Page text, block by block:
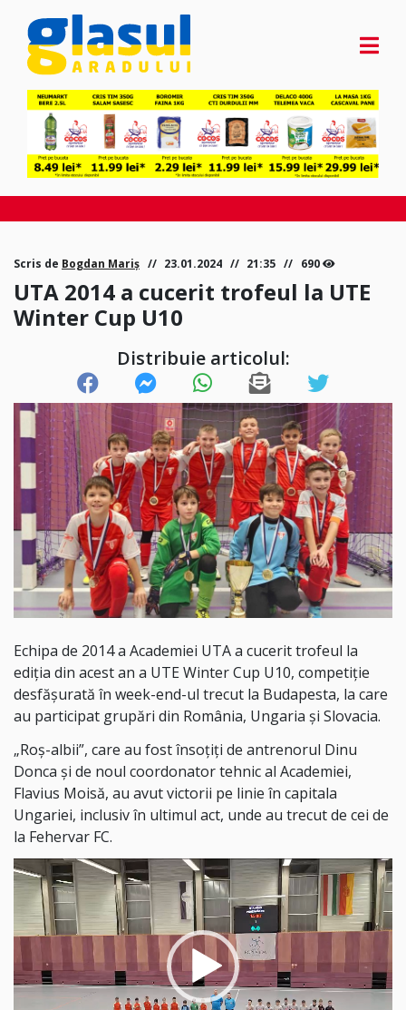
Scris de Bogdan Mariș 23.01.2024 21:35 690
UTA 2014 a cucerit trofeul la UTE
Winter Cup U10
Distribuie articolul:
Echipa de 2014 a Academiei UTA a cucerit trofeul la
ediţia din acest an a UTE Winter Cup U10, competiţie
desfăşurată în week-end-ul trecut la Budapesta, la care
au participat grupări din România, Ungaria și Slovacia.
„Roș-albii”, care au fost însoțiți de antrenorul Dinu
Donca și de noul coordonator tehnic al Academiei,
Flavius Moisă, au avut victorii pe linie în capitala
Ungariei, inclusiv în ultimul act, unde au trecut de cei de
la Fehervar FC.
Player
video